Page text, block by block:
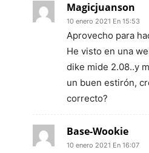
Magicjuanson
10 enero 2021 En 15:53
Aprovecho para
He visto en una
dike mide 2.08..y
un buen estirón,
correcto?
Base-Wookie
10 enero 2021 En 16:07